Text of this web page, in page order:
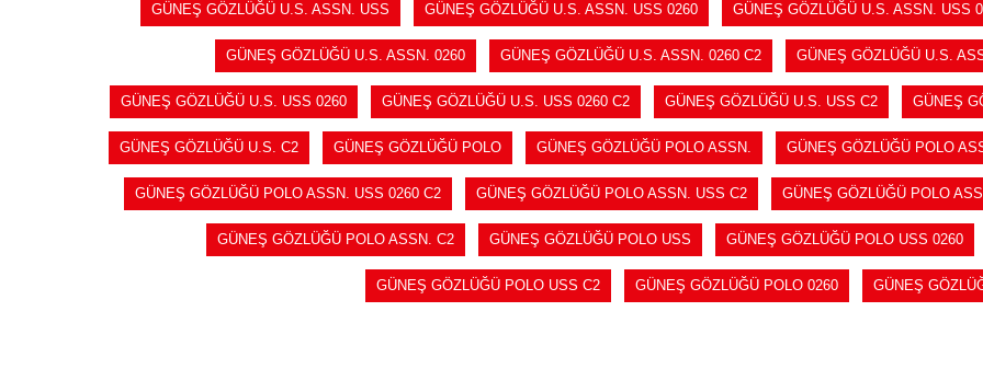
GÜNEŞ GÖZLÜĞÜ U.S. ASSN. USS GÜNEŞ GÖZLÜĞÜ U.S. ASSN. USS 0260 GÜNEŞ GÖZLÜĞÜ U.S. ASSN. USS
GÜNEŞ GÖZLÜĞÜ U.S. ASSN. 0260 GÜNEŞ GÖZLÜĞÜ U.S. ASSN. 0260 C2 GÜNEŞ GÖZLÜĞÜ U.S.
GÜNEŞ GÖZLÜĞÜ U.S. USS 0260 GÜNEŞ GÖZLÜĞÜ U.S. USS 0260 C2 GÜNEŞ GÖZLÜĞÜ U.S. USS C2 GÜNEŞ
GÜNEŞ GÖZLÜĞÜ U.S. C2 GÜNEŞ GÖZLÜĞÜ POLO GÜNEŞ GÖZLÜĞÜ POLO ASSN. GÜNEŞ GÖZLÜĞÜ POLO
GÜNEŞ GÖZLÜĞÜ POLO ASSN. USS 0260 C2 GÜNEŞ GÖZLÜĞÜ POLO ASSN. USS C2 GÜNEŞ GÖZLÜĞÜ POLO
GÜNEŞ GÖZLÜĞÜ POLO ASSN. C2 GÜNEŞ GÖZLÜĞÜ POLO USS GÜNEŞ GÖZLÜĞÜ POLO USS 0260
GÜNEŞ GÖZLÜĞÜ POLO USS C2 GÜNEŞ GÖZLÜĞÜ POLO 0260 GÜNEŞ